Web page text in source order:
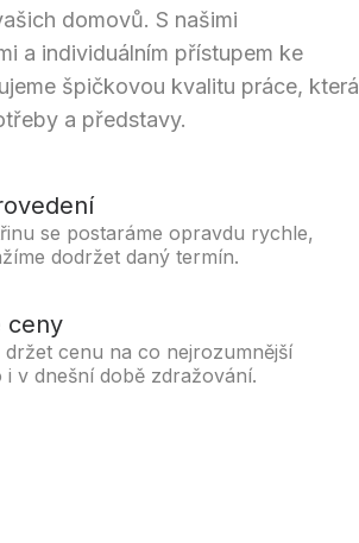
domovů. S našimi
a individuálním přístupem ke
špičkovou kvalitu práce, která
a představy.
se postaráme opravdu rychle,
dodržet daný termín.
ceny
držet cenu na co nejrozumnější
i v dnešní době zdražování.